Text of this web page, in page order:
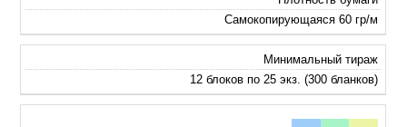
Самокопирующаяся 60 гр/м
Минимальный тираж
12 блоков по 25 экз. (300 бланков)